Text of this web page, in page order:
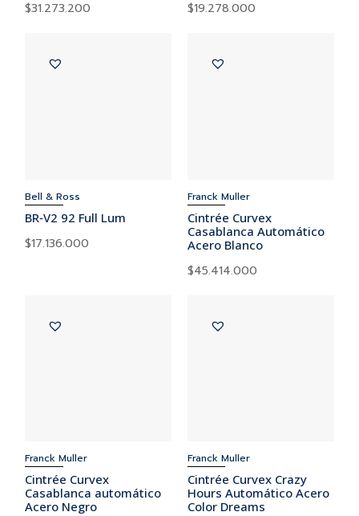
$31.273.200 $19.278.000
Bell & Ross
BR‑V2 92 Full Lum
$17.136.000
Franck Muller
Cintrée Curvex
Casablanca Automático
Acero Blanco
$45.414.000
Franck Muller
Cintrée Curvex
Casablanca automático
Acero Negro
Franck Muller
Cintrée Curvex Crazy
Hours Automático Acero
Color Dreams